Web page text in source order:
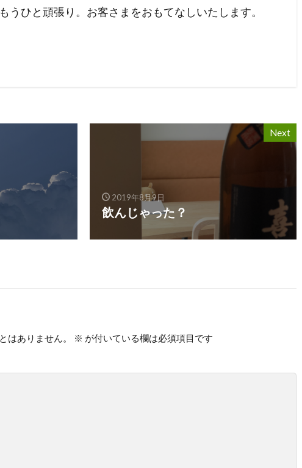
うひと頑張り。お客さまをおもてなしいたします。
Next
2019年8月9日
飲んじゃった？
はありません。 ※ が付いている欄は必須項目です